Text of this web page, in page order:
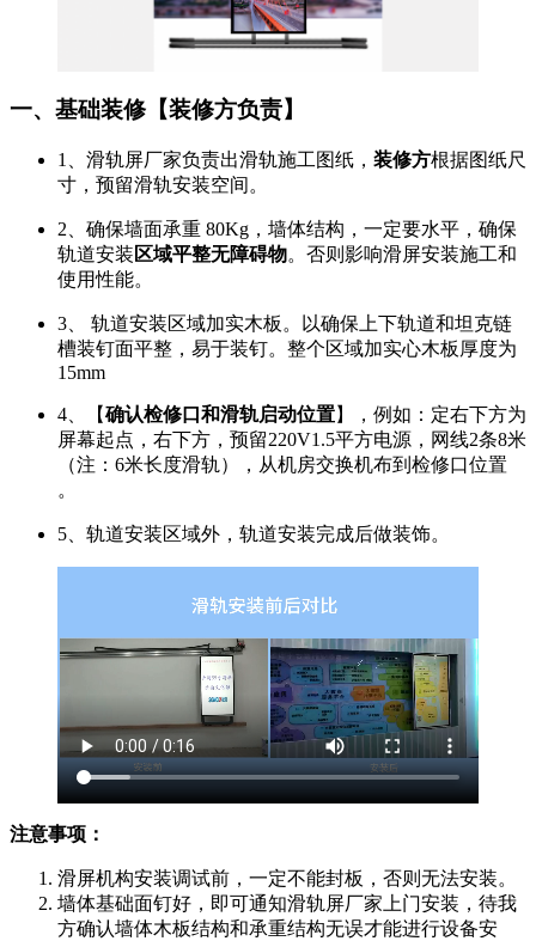
一、基础装修【装修方负责】
1、滑轨屏厂家负责出滑轨施工图纸， 装修方根据图纸尺
寸，预留滑轨安装空间。
2、确保墙面承重 80Kg，墙体结构，一定要水平，确保
轨道安装 区域平整无障碍物。否则影响滑屏安装施工和
使用性能。
3、 轨道安装区域加实木板。以确保上下轨道和坦克链
槽装钉面平整，易于装钉。整个区域加实心木板厚度为
15mm
4、【确认检修口和滑轨启动位置】，例如：定右下方为
屏幕起点，右下方，预留220V1.5平方电源，网线2条8米
（注：6米长度滑轨），从机房交换机布到检修口位置
。
5、轨道安装区域外，轨道安装完成后做装饰。
注意事项：
滑屏机构安装调试前，一定不能封板，否则无法安装。
墙体基础面钉好，即可通知滑轨屏厂家上门安装，待我
方确认墙体木板结构和承重结构无误才能进行设备安